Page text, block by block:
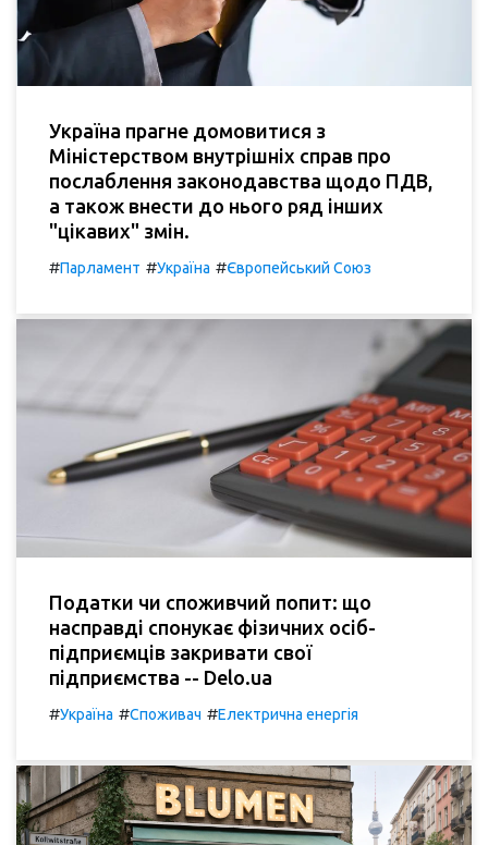
Україна прагне домовитися з
Міністерством внутрішніх справ про
послаблення законодавства щодо ПДВ,
а також внести до нього ряд інших
"цікавих" змін.
#Парламент #Україна #Європейський Союз
Податки чи споживчий попит: що
насправді спонукає фізичних осіб-
підприємців закривати свої
підприємства -- Delo.ua
#Україна #Споживач #Електрична енергія